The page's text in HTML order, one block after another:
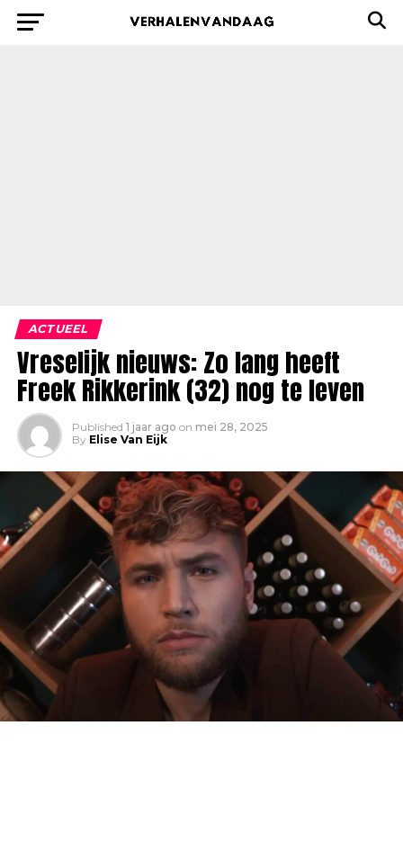
ACTUEEL
Vreselijk nieuws: Zo lang heeft
Freek Rikkerink (32) nog te leven
Published 1 jaar ago on mei 28, 2025
By Elise Van Eijk